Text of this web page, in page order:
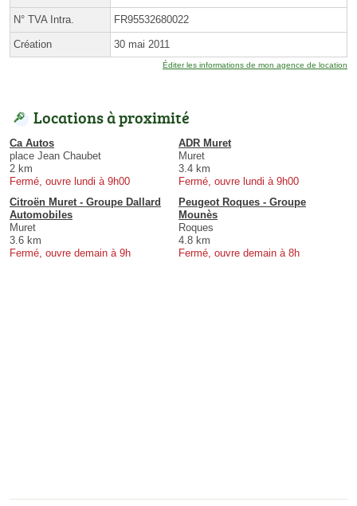
N° TVA Intra. FR95532680022
Création 30 mai 2011
Éditer les informations de mon agence de location
Locations à proximité
Ca Autos
place Jean Chaubet
2 km
Fermé, ouvre lundi à 9h00
ADR Muret
Muret
3.4 km
Fermé, ouvre lundi à 9h00
Citroën Muret - Groupe Dallard
Automobiles
Muret
3.6 km
Fermé, ouvre demain à 9h
Peugeot Roques - Groupe
Mounès
Roques
4.8 km
Fermé, ouvre demain à 8h